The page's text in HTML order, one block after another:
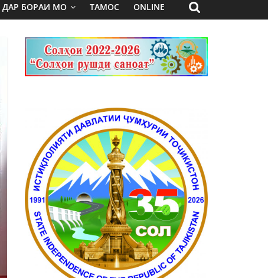
ДАР БОРАИ МО ТАМОС ONLINE